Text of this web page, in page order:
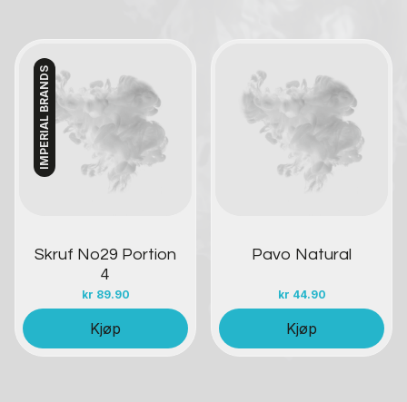
IMPERIAL BRANDS
Skruf No29 Portion
4
kr 89.90
Kontakt oss
Kjøp
Pavo Natural
kr 44.90
Kontakt oss
Kjøp